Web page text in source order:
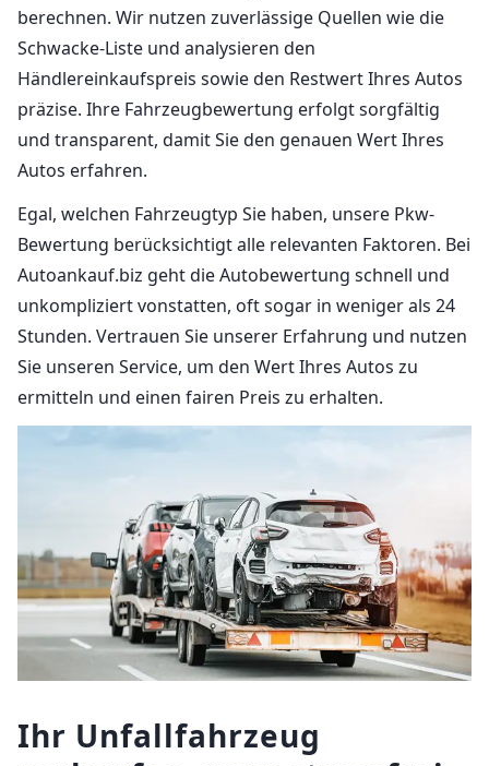
berechnen. Wir nutzen zuverlässige Quellen wie die
Schwacke-Liste und analysieren den
Händlereinkaufspreis sowie den Restwert Ihres Autos
präzise. Ihre Fahrzeugbewertung erfolgt sorgfältig
und transparent, damit Sie den genauen Wert Ihres
Autos erfahren.
Egal, welchen Fahrzeugtyp Sie haben, unsere Pkw-
Bewertung berücksichtigt alle relevanten Faktoren. Bei
Autoankauf.biz geht die Autobewertung schnell und
unkompliziert vonstatten, oft sogar in weniger als 24
Stunden. Vertrauen Sie unserer Erfahrung und nutzen
Sie unseren Service, um den Wert Ihres Autos zu
ermitteln und einen fairen Preis zu erhalten.
Ihr Unfallfahrzeug